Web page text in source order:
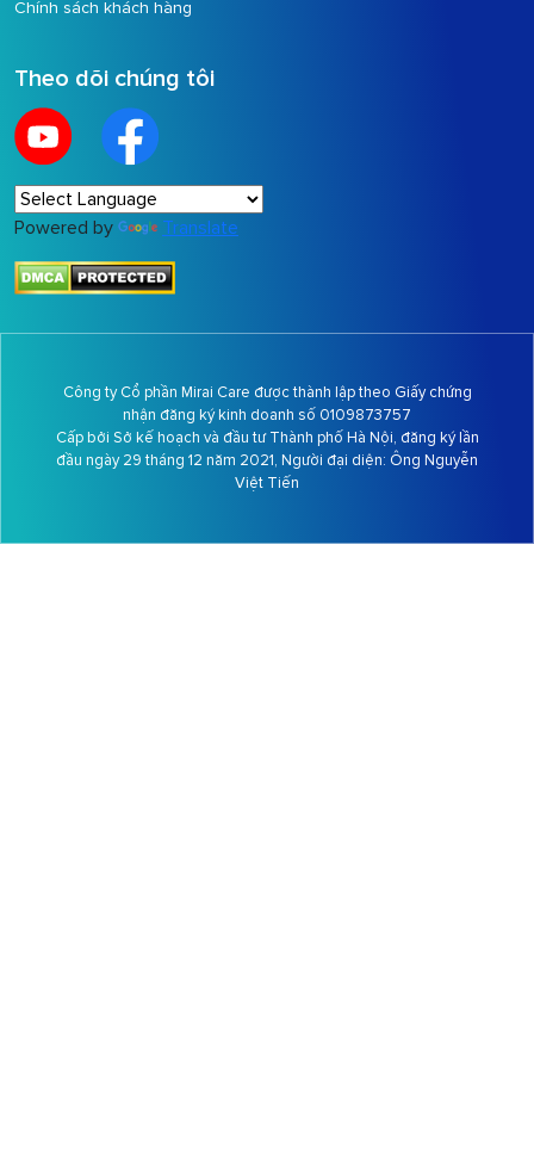
Chính sách khách hàng
Theo dõi chúng tôi
Powered by Translate
Công ty Cổ phần Mirai Care được thành lập theo Giấy chứng
nhận đăng ký kinh doanh số 0109873757
Cấp bởi Sở kế hoạch và đầu tư Thành phố Hà Nội, đăng ký lần
đầu ngày 29 tháng 12 năm 2021, Người đại diện: Ông Nguyễn
Việt Tiến